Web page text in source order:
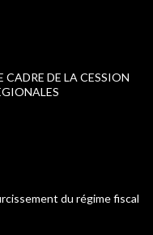
DE LA CESSION
du régime fiscal